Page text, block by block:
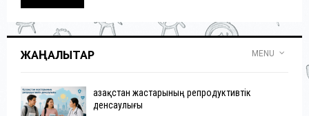
ЖАҢАЛЫҚТАР MENU
Қазақстан жастарының репродуктивтік
денсаулығы